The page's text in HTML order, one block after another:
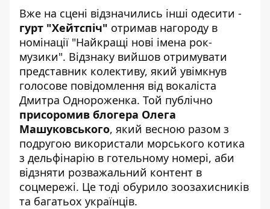
Вже на сцені відзначились інші одесити -
гурт "Хейтспіч" отримав нагороду в
номінації "Найкращі нові імена рок-
музики". Відзнаку вийшов отримувати
представник колективу, який увімкнув
голосове повідомлення від вокаліста
Дмитра Однороженка. Той публічно
присоромив блогера Олега
Машуковського, який весною разом з
подругою використали морського котика
з дельфінарію в готельному номері, аби
відзняти розважальний контент в
соцмережі. Це тоді обурило зоозахисників
та багатьох українців.